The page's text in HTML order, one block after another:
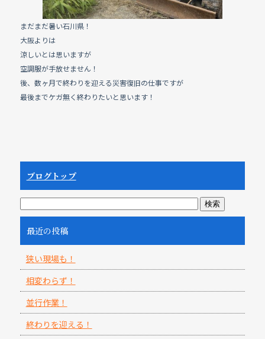
まだまだ暑い石川県！
大阪よりは
涼しいとは思いますが
空調服が手放せません！
後、数ヶ月で終わりを迎える災害復旧の仕事ですが
最後までケガ無く終わりたいと思います！
ブログトップ
最近の投稿
狭い現場も！
相変わらず！
並行作業！
終わりを迎える！